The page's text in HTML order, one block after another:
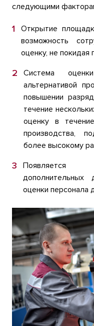
следующими
Открытие
возможность
оценку, не покидая
Система
альтернативой
повышении
течение
оценку в
производства,
более высокому
Появляется
дополнительных
оценки персонала